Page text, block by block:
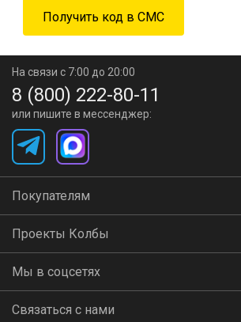
На связи с 7:00 до 20:00
8 (800) 222-80-11
или пишите в мессенджер:
Покупателям
Проекты Колбы
Мы в соцсетях
Связаться с нами